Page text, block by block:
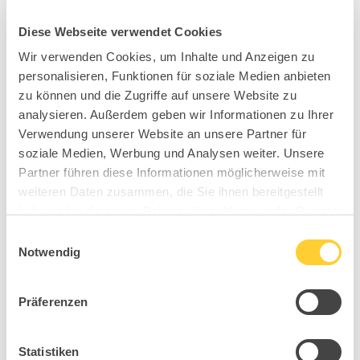
Diese Webseite verwendet Cookies
Wir verwenden Cookies, um Inhalte und Anzeigen zu
personalisieren, Funktionen für soziale Medien anbieten
zu können und die Zugriffe auf unsere Website zu
analysieren. Außerdem geben wir Informationen zu Ihrer
Verwendung unserer Website an unsere Partner für
soziale Medien, Werbung und Analysen weiter. Unsere
Partner führen diese Informationen möglicherweise mit
weiteren Daten zusammen, die Sie ihnen bereitgestellt
Notwendig
Präferenzen
Statistiken